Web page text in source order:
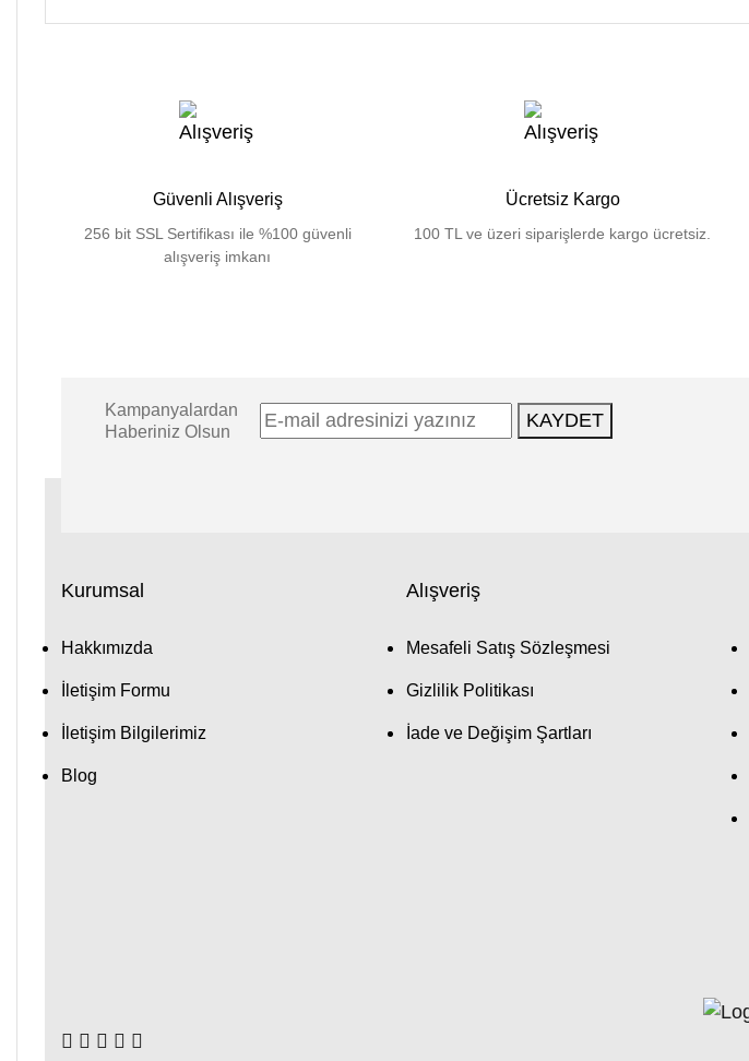
Güvenli Alışveriş
256 bit SSL Sertifikası ile %100 güvenli
alışveriş imkanı
Ücretsiz Kargo
100 TL ve üzeri siparişlerde kargo ücretsiz.
Kampanyalardan
Haberiniz Olsun
KAYDET
Kurumsal
Hakkımızda
İletişim Formu
İletişim Bilgilerimiz
Blog
Alışveriş
Mesafeli Satış Sözleşmesi
Gizlilik Politikası
İade ve Değişim Şartları